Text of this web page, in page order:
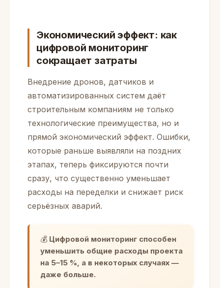
Экономический эффект: как
цифровой мониторинг
сокращает затраты
Внедрение дронов, датчиков и
автоматизированных систем даёт
строительным компаниям не только
технологические преимущества, но и
прямой экономический эффект. Ошибки,
которые раньше выявляли на поздних
этапах, теперь фиксируются почти
сразу, что существенно уменьшает
расходы на переделки и снижает риск
серьёзных аварий.
💰 Цифровой мониторинг способен
уменьшить общие расходы проекта
на 5–15 %, а в некоторых случаях —
даже больше.